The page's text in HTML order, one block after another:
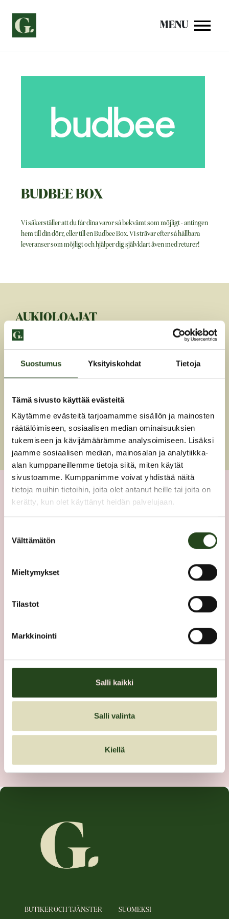
Suostumus Yksityiskohdat Tietoja
Tämä sivusto käyttää evästeitä
Käytämme evästeitä tarjoamamme sisällön ja mainosten
räätälöimiseen, sosiaalisen median ominaisuuksien
tukemiseen ja kävijämäärämme analysoimiseen. Lisäksi
jaamme sosiaalisen median, mainosalan ja analytiikka-
alan kumppaneillemme tietoja siitä, miten käytät
sivustoamme. Kumppanimme voivat yhdistää näitä
tietoja muihin tietoihin, joita olet antanut heille tai joita on
kerätty, kun olet käyttänyt heidän palvelujaan.
valinta
Välttämätön
Mieltymykset
Tilastot
Markkinointi
Salli kaikki
Salli valinta
Kiellä
sisältöön
MENU
BUDBEE BOX
Vi säkerställer att du får dina varor så bekvämt som möjligt - antingen
hem till din dörr, eller till en Budbee Box. Vi strävar efter så hållbara
leveranser som möjligt och hjälper dig självklart även med returer!
AUKIOLOAJAT
Mondag-Fredag
Söndag
9-22
KOTISIVUT
SIIRRY
1. kerros
BUTIKER OCH TJÄNSTER SUOMEKSI